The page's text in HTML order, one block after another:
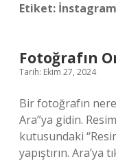
Etiket:
Fotoğrafın
Tarih: Ekim 27, 2024
Bir fotoğrafın
Ara”ya gidin.
kutusundaki
yapıştırın. Ara’ya